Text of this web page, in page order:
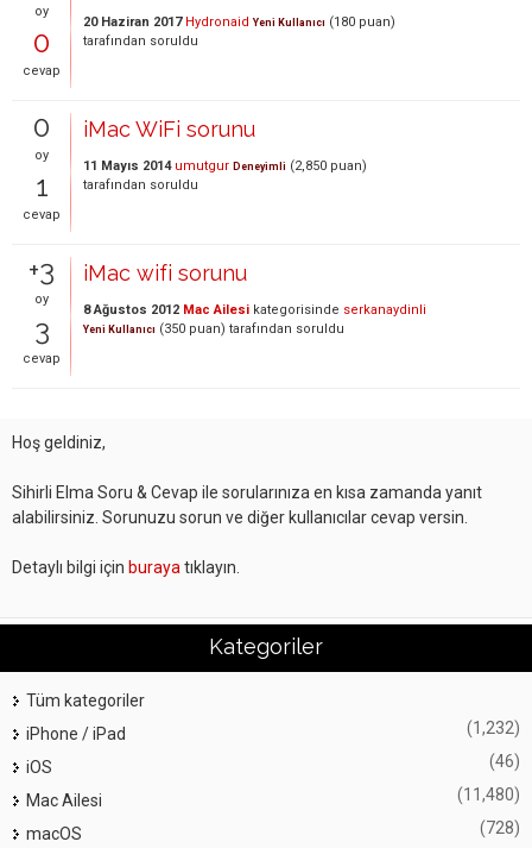
oy
0
cevap
20 Haziran 2017 Hydronaid Yeni Kullanıcı (180 puan)
tarafından soruldu
0
oy
1
cevap
iMac WiFi sorunu
11 Mayıs 2014 umutgur Deneyimli (2,850 puan)
tarafından soruldu
+3
oy
3
cevap
iMac wifi sorunu
8 Ağustos 2012 Mac Ailesi kategorisinde serkanaydinli
Yeni Kullanıcı (350 puan) tarafından soruldu
Hoş geldiniz,
Sihirli Elma Soru & Cevap ile sorularınıza en kısa zamanda yanıt
alabilirsiniz. Sorunuzu sorun ve diğer kullanıcılar cevap versin.
Detaylı bilgi için buraya tıklayın.
Kategoriler
Tüm kategoriler
iPhone / iPad
(1,232)
iOS (46)
Mac Ailesi (11,480)
macOS (728)